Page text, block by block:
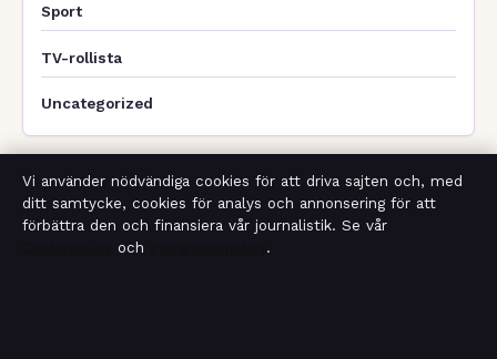
Sport
TV-rollista
Uncategorized
Vi använder nödvändiga cookies för att driva sajten och, med
ditt samtycke, cookies för analys och annonsering för att
förbättra den och finansiera vår journalistik. Se vår
och .